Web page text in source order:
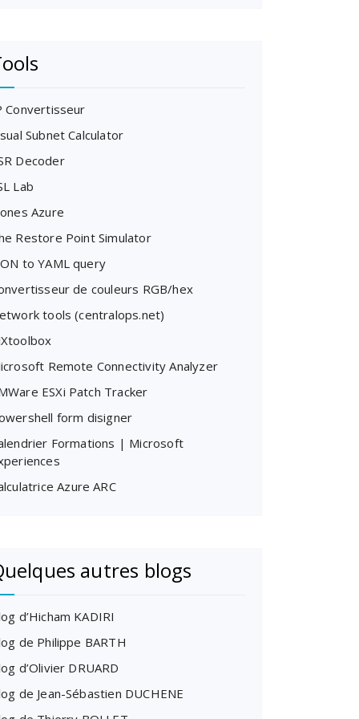
Convertisseur
Subnet Calculator
Decoder
Lab
Azure
Restore Point Simulator
to YAML query
de couleurs RGB/hex
tools (centralops.net)
Remote Connectivity Analyzer
ESXi Patch Tracker
form disigner
Formations | Microsoft
Azure ARC
autres blogs
d’Hicham KADIRI
de Philippe BARTH
d’Olivier DRUARD
de Jean-Sébastien DUCHENE